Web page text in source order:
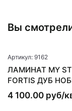
Вы
Артикул: 9162
ЛАМИНАТ MY
FORTIS ДУБ
MS612
4 100.00 руб/